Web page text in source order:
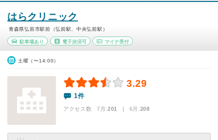
はらクリニック
青森県弘前市駅前（弘前駅、中央弘前駅）
駐車場あり 電子決済可 マイナ受付
土曜（〜14:00）
3.29
1件
アクセス数 7月:201 | 6月:208